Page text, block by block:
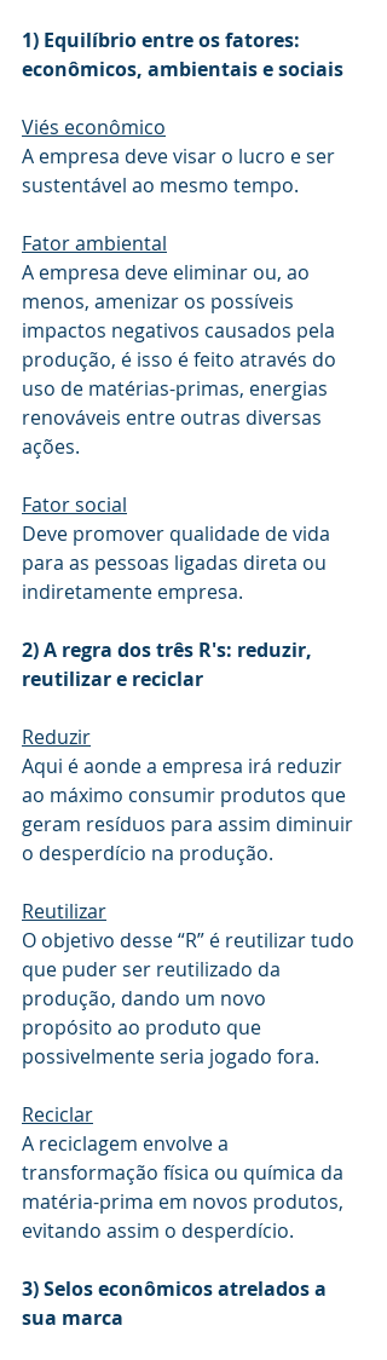
1) Equilíbrio entre os fatores:
econômicos, ambientais e sociais
Viés econômico
A empresa deve visar o lucro e ser
sustentável ao mesmo tempo.
Fator ambiental
A empresa deve eliminar ou, ao
menos, amenizar os possíveis
impactos negativos causados pela
produção, é isso é feito através do
uso de matérias-primas, energias
renováveis entre outras diversas
ações.
Fator social
Deve promover qualidade de vida
para as pessoas ligadas direta ou
indiretamente empresa.
2) A regra dos três R's: reduzir,
reutilizar e reciclar
Reduzir
Aqui é aonde a empresa irá reduzir
ao máximo consumir produtos que
geram resíduos para assim diminuir
o desperdício na produção.
Reutilizar
O objetivo desse “R” é reutilizar tudo
que puder ser reutilizado da
produção, dando um novo
propósito ao produto que
possivelmente seria jogado fora.
Reciclar
A reciclagem envolve a
transformação física ou química da
matéria-prima em novos produtos,
evitando assim o desperdício.
3) Selos econômicos atrelados a
sua marca